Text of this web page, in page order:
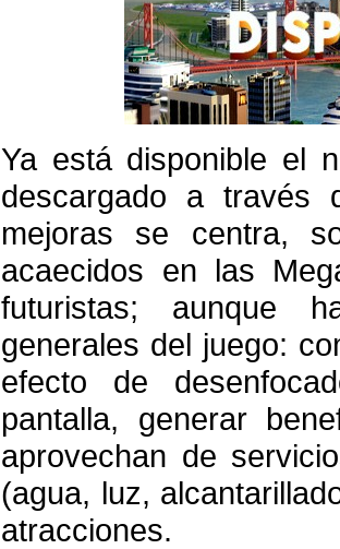
Ya está disponible el
descargado a través
mejoras se centra,
acaecidos en las
futuristas; aunque
generales del juego:
efecto de
pantalla, generar
aprovechan de
(agua, luz,
atracciones.